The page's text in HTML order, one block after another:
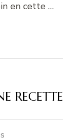
en cette …
RECETTE